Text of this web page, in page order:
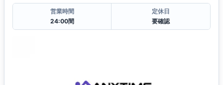
営業時間
24:00間
定休日
要確認